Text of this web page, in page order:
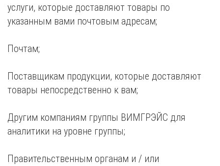
услуги, которые доставляют товары по
указанным вами почтовым адресам;
Почтам;
Поставщикам продукции, которые доставляют
товары непосредственно к вам;
Другим компаниям группы ВИМГРЭЙС для
аналитики на уровне группы;
Правительственным органам и / или